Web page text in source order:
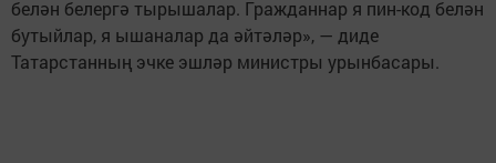
белән белергә тырышалар. Гражданнар я пин-код белән
бутыйлар, я ышаналар да әйтәләр», — диде
Татарстанның эчке эшләр министры урынбасары.